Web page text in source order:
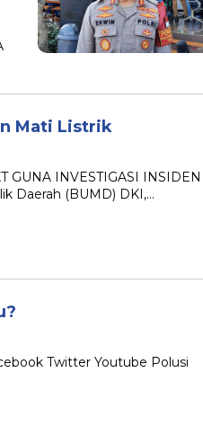
Mati Listrik
GUNA INVESTIGASI INSIDEN
Daerah (BUMD) DKI,…
Twitter Youtube Polusi